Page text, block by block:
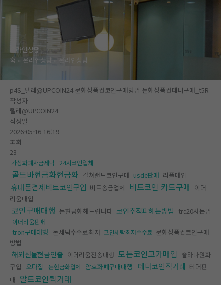
온라인상담
홈
온라인상담 온라인상담
p4S_텔레@UPCOIN24 문화상품권코인구매방법 문화상품권테더구매_t5R
작성자
텔레@UPCOIN24
작성일
2026-05-16 16:19
조회
23
가상화폐자금세탁 24시코인업체
골드바현금화현금화 컬쳐랜드코인구매 usdc판매 리플매입
휴대폰결제비트코인구입 비트송금업체 비트코인 카드구매 이더
리움매입
코인구매대행 돈현금화해드립니다 코인추적피하는방법 trc20사는법
이더리움판매
tron구매대행 돈세탁수수료최저 코인세탁최저수수료 문화상품권코인구매
방법
해외선물현금인출 이더리움전송대행 모든코인고가매입
솔라나원화
구입 오다집 돈현금화업체 암호화폐구매대행 테더코인직거래 테더판
매 알트코인퀵거래